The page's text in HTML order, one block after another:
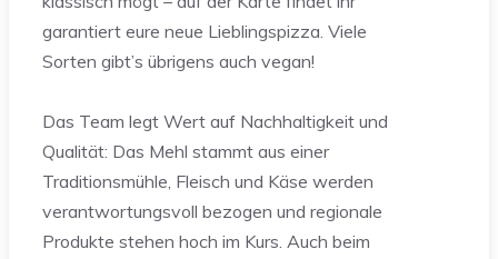
garantiert eure neue Lieblingspizza. Viele
Sorten gibt’s übrigens auch vegan!
Das Team legt Wert auf Nachhaltigkeit und
Qualität: Das Mehl stammt aus einer
Traditionsmühle, Fleisch und Käse werden
verantwortungsvoll bezogen und regionale
Produkte stehen hoch im Kurs. Auch beim